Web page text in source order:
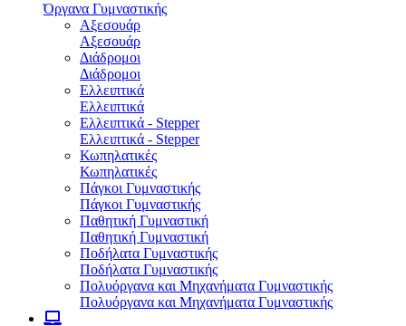
Όργανα Γυμναστικής
Αξεσουάρ
Αξεσουάρ
Διάδρομοι
Διάδρομοι
Ελλειπτικά
Ελλειπτικά
Ελλειπτικά - Stepper
Ελλειπτικά - Stepper
Κωπηλατικές
Κωπηλατικές
Πάγκοι Γυμναστικής
Πάγκοι Γυμναστικής
Παθητική Γυμναστική
Παθητική Γυμναστική
Ποδήλατα Γυμναστικής
Ποδήλατα Γυμναστικής
Πολυόργανα και Μηχανήματα Γυμναστικής
Πολυόργανα και Μηχανήματα Γυμναστικής